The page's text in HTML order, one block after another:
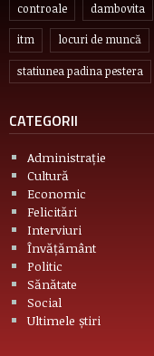
controale dambovita
itm locuri de muncă
statiunea padina pestera
CATEGORII
Administrație
Cultură
Economic
Felicitări
Interviuri
Învățământ
Politic
Sănătate
Social
Ultimele știri